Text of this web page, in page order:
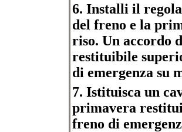
6. Installi il
del freno e la
riso. Un accordo
restituibile
di emergenza su
7. Istituisca un
primavera
freno di